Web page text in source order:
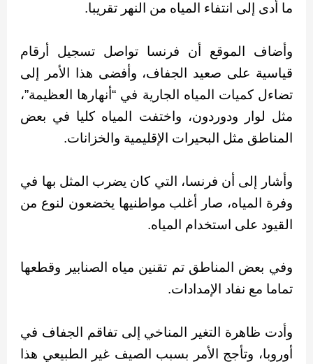
ما أدى إلى انتفاء المياه من النهر تقريبا.
وأضاف الموقع أن فرنسا تواصل تسجيل أرقام
قياسية على صعيد الجفاف، وأفضى هذا الأمر إلى
تضاءل كميات المياه الجارية في “أنهارها العظيمة”،
مثل لوار ودوردون، واختفت المياه كليا في بعض
المناطق مثل البحيرات الإقليمية والخزانات.
وأشار إلى أن فرنسا، التي كان يضرب المثل بها في
وفرة المياه، صار أغلب مواطنيها يخضعون لنوع من
القيود على استخدام المياه.
وفي بعض المناطق تم تقنين مياه الصنابير وقطعها
تماما مع نفاد الإمدادات.
وأدت ظاهرة التغير المناخي إلى تفاقم الجفاف في
أوروبا، وتأجج الأمر بسبب الصيف غير الطبيعي هذا